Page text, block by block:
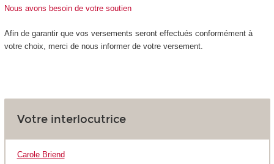
Nous avons besoin de votre soutien
Afin de garantir que vos versements seront effectués conformément à
votre choix, merci de nous informer de votre versement.
Votre interlocutrice
Carole Briend